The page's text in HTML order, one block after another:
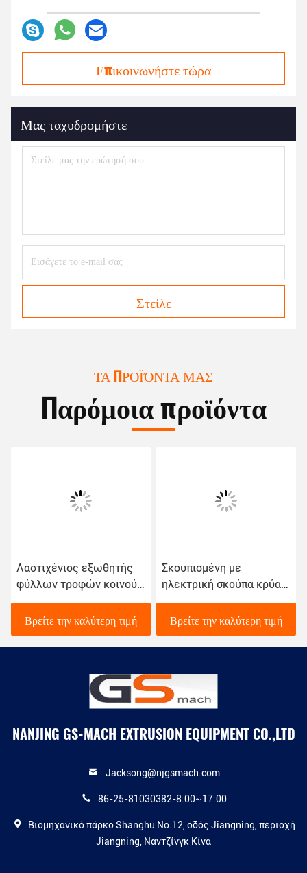
Επικοινωνήστε τώρα
Μας ταχυδρομήστε
Στείλε
ΤΑ ΠΡΟΪΌΝΤΑ ΜΑΣ
Παρόμοια προϊόντα
Λαστιχένιος εξωθητής
φύλλων τροφών κοινού
κρύου, λαστιχένια
Granulator βίδα χάλυβα
κραμάτων μηχανών
Βρείτε την καλύτερη τιμή
Σκουπισμένη με
ηλεκτρική σκούπα κρύα
μηχανή εξωθητών
τροφών λαστιχένια για
τη σφράγιση παραθύρων
και πορτών
Βρείτε την καλύτερη τιμή
NANJING GS-MACH EXTRUSION EQUIPMENT CO.,LTD
Jacksong@njgsmach.com
86-25-81030382-8:00~17:00
Βιομηχανικό πάρκο Shanghu No.12, οδός Jiangning, περιοχή
Jiangning, Ναντζίνγκ Κίνα